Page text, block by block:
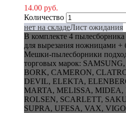
14.00 руб.
Количество
нет на складеЛист ожидания
В комплекте 4
для вырезания ножницами +
Мешки-пылесборники
торговых марок:
BORK, CAMERON,
DEVIL, ELEKTA,
MARTA, MELISSA,
ROLSEN, SCARLETT,
SUPRA, UFESA, VAX,